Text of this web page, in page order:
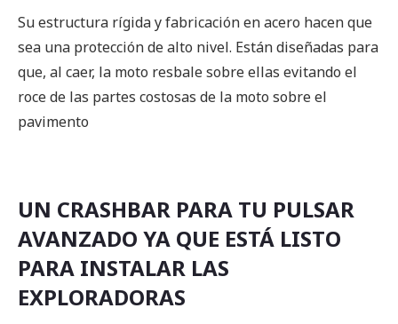
Su estructura rígida y fabricación en acero hacen que
sea una protección de alto nivel. Están diseñadas para
que, al caer, la moto resbale sobre ellas evitando el
roce de las partes costosas de la moto sobre el
pavimento
UN CRASHBAR PARA TU PULSAR
AVANZADO YA QUE ESTÁ LISTO
PARA INSTALAR LAS
EXPLORADORAS